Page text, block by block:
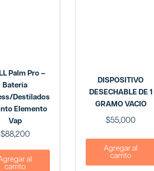
Palm Pro –
Batería
Destilados
Elemento
Vap
$88,200
al
carrito
DISPOSITIVO
DESECHABLE DE 1
GRAMO VACIO
$55,000
Agregar al
carrito